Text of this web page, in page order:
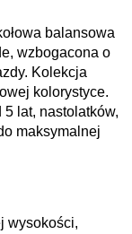
balansowa
wzbogacona o
Kolekcja
kolorystyce.
lat, nastolatków,
maksymalnej
wysokości,